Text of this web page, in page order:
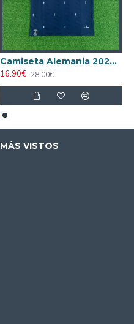
Camiseta Alemania 2026 Azul
16.90€ 28.00€
MÁS VISTOS